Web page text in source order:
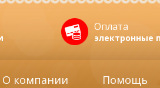
Оплата
электронные
О компании Помощь